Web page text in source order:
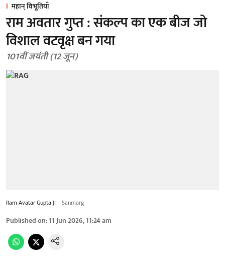
महान् विभूतियाँ
राम अवतार गुप्त : संकल्प का एक बीज जो
विशाल वटवृक्ष बन गया
101वीं जयंती (12 जून)
Ram Avatar Gupta JI Sanmarg
Published on:11 Jun 2026, 11:24 am